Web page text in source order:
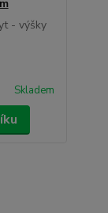
- výšky
Skladem